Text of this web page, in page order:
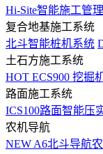
Hi-Site智能施工管
复合地基施工系统
北斗智能桩机系统
土石方施工系统
HOT ECS900 挖掘
路面施工系统
ICS100路面智能压
农机导航
NEW A6北斗导航